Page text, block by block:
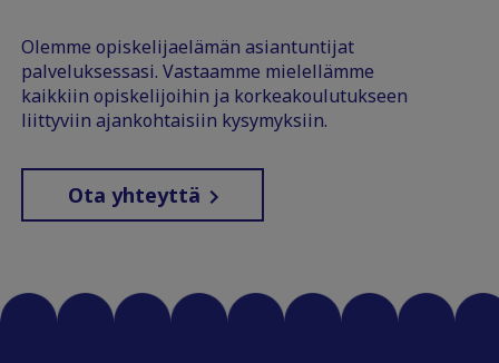
Olemme opiskelijaelämän asiantuntijat
palveluksessasi. Vastaamme mielellämme
kaikkiin opiskelijoihin ja korkeakoulutukseen
liittyviin ajankohtaisiin kysymyksiin.
Ota yhteyttä